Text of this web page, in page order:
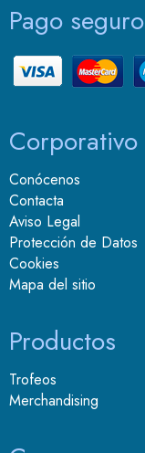
Pago seguro
Corporativo
Conócenos
Contacta
Aviso Legal
Protección de Datos
Cookies
Mapa del sitio
Productos
Trofeos
Merchandising